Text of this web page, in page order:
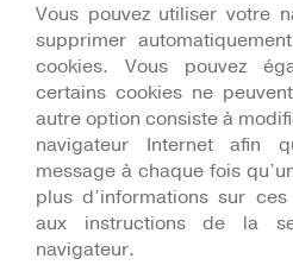
Vous pouvez utiliser votre
supprimer
cookies. Vous pouvez
certains cookies ne
autre option consiste à
navigateur Internet afin
message à chaque fois
plus d’informations sur
aux instructions de la
navigateur.